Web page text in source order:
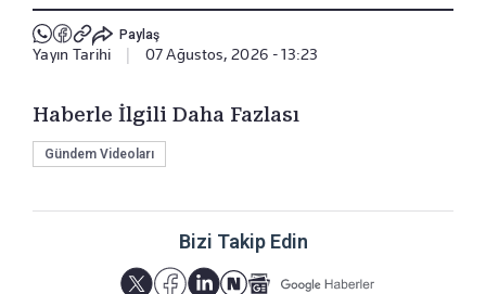
Paylaş
Yayın Tarihi 07 Ağustos, 2026 - 13:23
Haberle İlgili Daha Fazlası
Gündem Videoları
Bizi Takip Edin